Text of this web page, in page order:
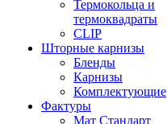
Термокольца и
термоквадраты
CLIP
Шторные карнизы
Бленды
Карнизы
Комплектующие
Фактуры
Мат Стандарт